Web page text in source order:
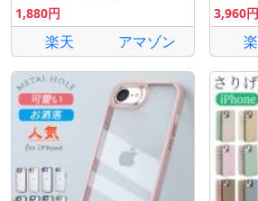
1,880円
楽天 アマゾン
3,960円